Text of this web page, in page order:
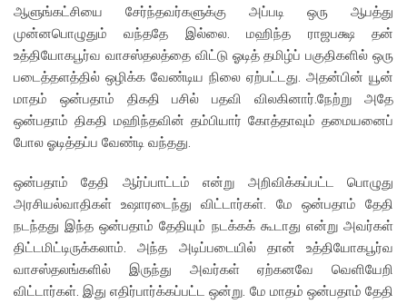
ஆளுங்கட்சியை சேர்ந்தவர்களுக்கு அப்படி ஒரு ஆபத்து
முன்னபொழுதும் வந்ததே இல்லை. மஹிந்த ராஜபக்ஷ தன்
உத்தியோகபூர்வ வாசஸ்தலத்தை விட்டு ஓடித் தமிழ்ப் பகுதிகளில் ஒரு
படைத்தளத்தில் ஒழிக்க வேண்டிய நிலை ஏற்பட்டது. அதன்பின் யூன்
மாதம் ஒன்பதாம் திகதி பசில் பதவி விலகினார்.நேற்று அதே
ஒன்பதாம் திகதி மஹிந்தவின் தம்பியார் கோத்தாவும் தமையனைப்
போல ஓடித்தப்ப வேண்டி வந்தது.
ஒன்பதாம் தேதி ஆர்ப்பாட்டம் என்று அறிவிக்கப்பட்ட பொழுது
அரசியல்வாதிகள் உஷாரடைந்து விட்டார்கள். மே ஒன்பதாம் தேதி
நடந்தது இந்த ஒன்பதாம் தேதியும் நடக்கக் கூடாது என்று அவர்கள்
திட்டமிட்டிருக்கலாம். அந்த அடிப்படையில் தான் உத்தியோகபூர்வ
வாசஸ்தலங்களில் இருந்து அவர்கள் ஏற்கனவே வெளியேறி
விட்டார்கள். இது எதிர்பார்க்கப்பட்ட ஒன்று. மே மாதம் ஒன்பதாம் தேதி